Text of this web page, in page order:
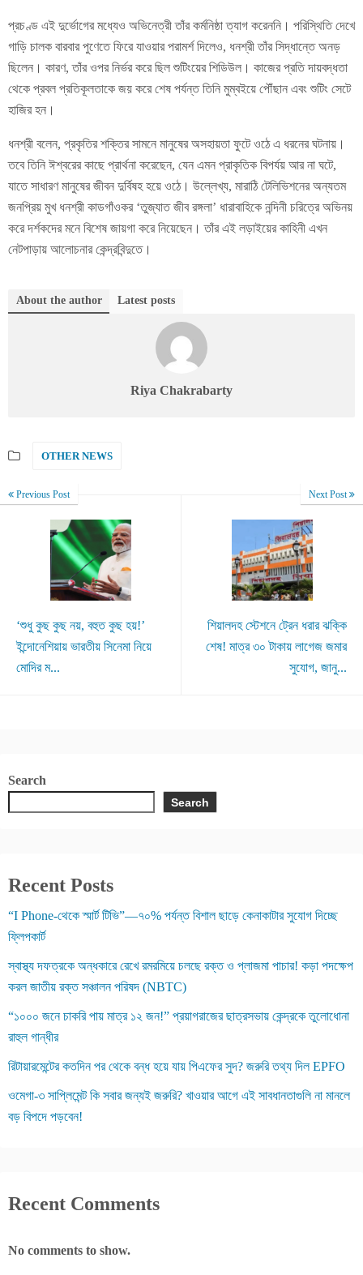
প্রচণ্ড এই দুর্ভোগের মধ্যেও অভিনেত্রী তাঁর কর্মনিষ্ঠা ত্যাগ করেননি। পরিস্থিতি দেখে
গাড়ি চালক বারবার পুণেতে ফিরে যাওয়ার পরামর্শ দিলেও, ধনশ্রী তাঁর সিদ্ধান্তে অনড়
ছিলেন। কারণ, তাঁর ওপর নির্ভর করে ছিল শুটিংয়ের শিডিউল। কাজের প্রতি দায়বদ্ধতা
থেকে প্রবল প্রতিকূলতাকে জয় করে শেষ পর্যন্ত তিনি মুম্বইয়ে পৌঁছান এবং শুটিং সেটে
হাজির হন।
ধনশ্রী বলেন, প্রকৃতির শক্তির সামনে মানুষের অসহায়তা ফুটে ওঠে এ ধরনের ঘটনায়।
তবে তিনি ঈশ্বরের কাছে প্রার্থনা করেছেন, যেন এমন প্রাকৃতিক বিপর্যয় আর না ঘটে,
যাতে সাধারণ মানুষের জীবন দুর্বিষহ হয়ে ওঠে। উল্লেখ্য, মারাঠি টেলিভিশনের অন্যতম
জনপ্রিয় মুখ ধনশ্রী কাডগাঁওকর ‘তুজ্যাত জীব রঙ্গলা’ ধারাবাহিকে নন্দিনী চরিত্রে অভিনয়
করে দর্শকদের মনে বিশেষ জায়গা করে নিয়েছেন। তাঁর এই লড়াইয়ের কাহিনী এখন
নেটপাড়ায় আলোচনার কেন্দ্রবিন্দুতে।
About the author Latest posts
Riya Chakrabarty
OTHER NEWS
Previous Post
‘শুধু কুছ কুছ নয়, বহুত কুছ হয়!’
ইন্দোনেশিয়ায় ভারতীয় সিনেমা নিয়ে
মোদির ম...
Next Post
শিয়ালদহ স্টেশনে ট্রেন ধরার ঝক্কি
শেষ! মাত্র ৩০ টাকায় লাগেজ জমার
সুযোগ, জানু...
Search
Search
Recent Posts
“I Phone-থেকে স্মার্ট টিভি”—৭০% পর্যন্ত বিশাল ছাড়ে কেনাকাটার সুযোগ দিচ্ছে
ফ্লিপকার্ট
স্বাস্থ্য দফত্রকে অন্ধকারে রেখে রমরমিয়ে চলছে রক্ত ও প্লাজমা পাচার! কড়া পদক্ষেপ
করল জাতীয় রক্ত সঞ্চালন পরিষদ (NBTC)
“১০০০ জনে চাকরি পায় মাত্র ১২ জন!” প্রয়াগরাজের ছাত্রসভায় কেন্দ্রকে তুলোধোনা
রাহুল গান্ধীর
রিটায়ারমেন্টের কতদিন পর থেকে বন্ধ হয়ে যায় পিএফের সুদ? জরুরি তথ্য দিল EPFO
ওমেগা-৩ সাপ্লিমেন্ট কি সবার জন্যই জরুরি? খাওয়ার আগে এই সাবধানতাগুলি না মানলে
বড় বিপদে পড়বেন!
Recent Comments
No comments to show.